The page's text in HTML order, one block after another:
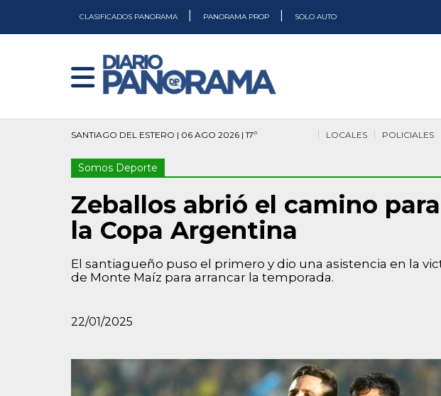
CLASIFICADOS PANORAMA PANORAMA PROP SOLO AUTO
SANTIAGO DEL ESTERO | 06 AGO 2026 | 17º POLICIALES
LOCALES
Somos Deporte
Zeballos abrió el camino
la Copa Argentina
El santiagueño puso el primero y dio una asistencia en la
de Monte Maíz para arrancar la temporada.
22/01/2025